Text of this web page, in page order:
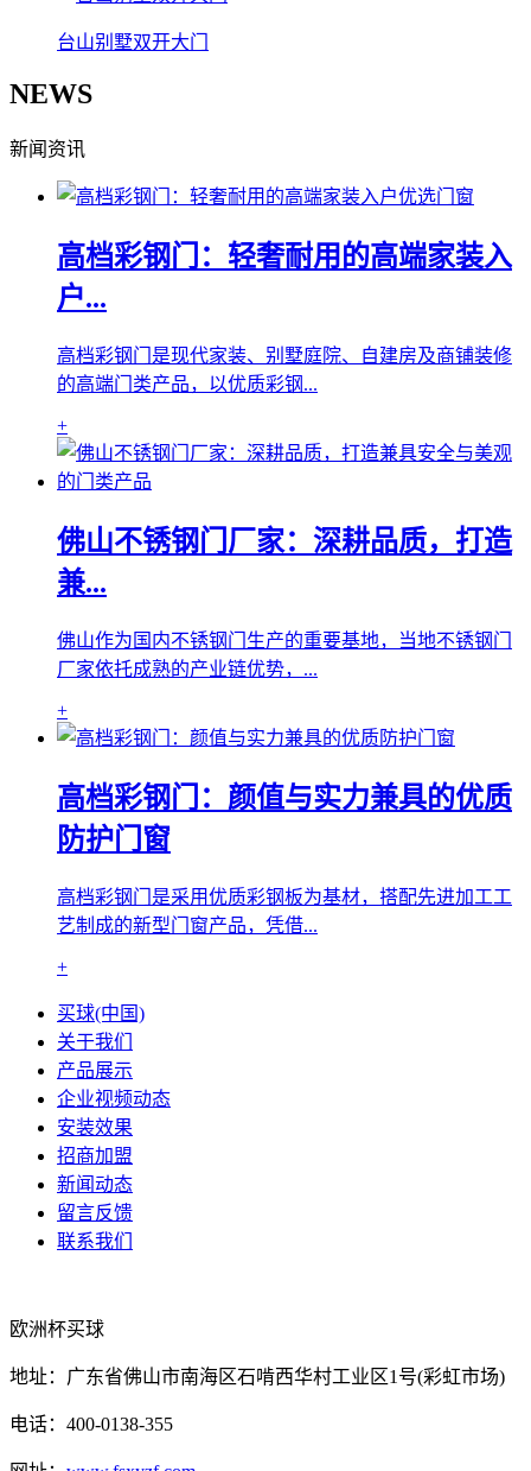
台山别墅双开大门
NEWS
新闻资讯
高档彩钢门：轻奢耐用的高端家装入
户...
高档彩钢门是现代家装、别墅庭院、自建房及商铺装修
的高端门类产品，以优质彩钢...
+
佛山不锈钢门厂家：深耕品质，打造
兼...
佛山作为国内不锈钢门生产的重要基地，当地不锈钢门
厂家依托成熟的产业链优势，...
+
高档彩钢门：颜值与实力兼具的优质
防护门窗
高档彩钢门是采用优质彩钢板为基材，搭配先进加工工
艺制成的新型门窗产品，凭借...
+
买球(中国)
关于我们
产品展示
企业视频动态
安装效果
招商加盟
新闻动态
留言反馈
联系我们
欧洲杯买球
地址：广东省佛山市南海区石啃西华村工业区1号(彩虹市场)
电话：400-0138-355